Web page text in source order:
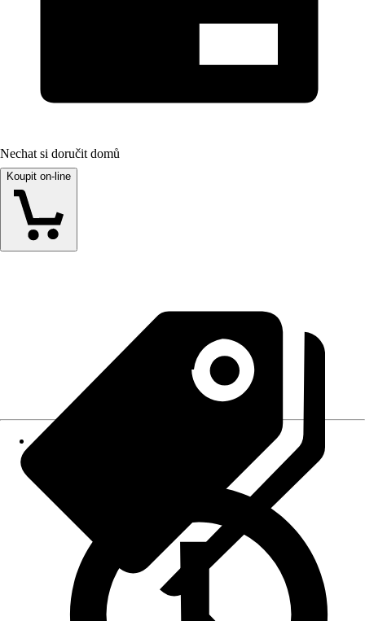
Nechat si doručit domů
Koupit on-line